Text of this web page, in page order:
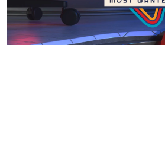
なんでゲームは面白い？
ゲーム開発者・hamatsu氏が
具体的な形から解き明かしてい